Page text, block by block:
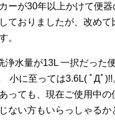
ーが30年以上かけて便器
ておりましたが、改めて
。
水量が13L 一択だった
小に至っては3.6L( ﾟДﾟ)!!
っても、現在ご使用中の
ない方もいらっしゃるか